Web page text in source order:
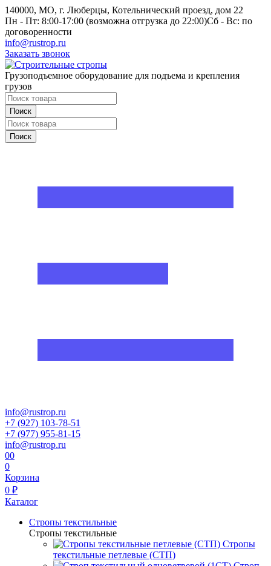
140000, МО, г. Люберцы, Котельнический проезд, дом 22
Пн - Пт: 8:00-17:00 (возможна отгрузка до 22:00)Сб - Вс: по
договоренности
info@rustrop.ru
Заказать звонок
Грузоподъемное оборудование для подъема и крепления
грузов
Поиск
Поиск
info@rustrop.ru
+7 (927) 103-78-51
+7 (977) 955-81-15
info@rustrop.ru
00
0
Корзина
0 ₽
Каталог
Стропы текстильные
Стропы текстильные
Стропы
текстильные петлевые (СТП)